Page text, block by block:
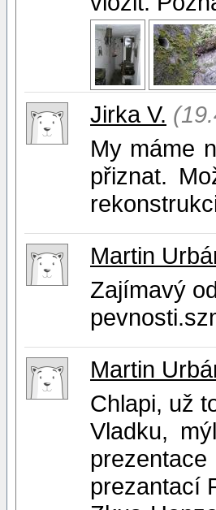
Jirka V.
My máme
přiznat.
Martin
Zajímavý
Martin
Chlapi, už
Vladku,
prezantací